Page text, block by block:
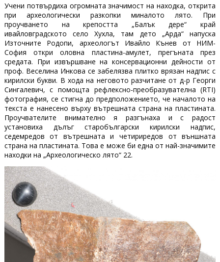
Учени потвърдиха огромната значимост на находка, открита
при археологически разкопки миналото лято. При
проучването на крепостта „Балък дере“ край
ивайловградското село Хухла, там дето „Арда“ напуска
Източните Родопи, археологът Ивайло Кънев от НИМ-
София откри оловна пластина-амулет, прегъната през
средата. При извършване на консервационни дейности от
проф. Веселина Инкова се забелязва плитко врязан надпис с
кирилски букви. В хода на неговото разчитане от д-р Георги
Сингалевич, с помощта рефлексно-преобразувателна (RΤΙ)
фотография, се стигна до предположението, че началото на
текста е нанесено върху вътрешната страна на пластината.
Проучвателите внимателно я разгънаха и с радост
установиха дълъг старобългарски кирилски надпис,
седемредов от вътрешната и четириредов от външната
страна на пластината. Това е може би една от най-значимите
находки на „Археологическо лято“ 22.